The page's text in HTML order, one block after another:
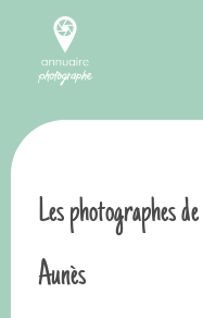
Les photographes
Aunès